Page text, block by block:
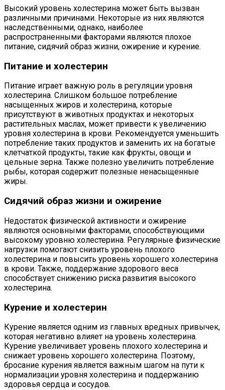
Высокий уровень холестерина может быть вызван
различными причинами. Некоторые из них являются
наследственными, однако, наиболее
распространенными факторами являются плохое
питание, сидячий образ жизни, ожирение и курение.
Питание и холестерин
Питание играет важную роль в регуляции уровня
холестерина. Слишком большое потребление
насыщенных жиров и холестерина, которые
присутствуют в животных продуктах и некоторых
растительных маслах, может привести к увеличению
уровня холестерина в крови. Рекомендуется уменьшить
потребление таких продуктов и заменить их на богатые
клетчаткой продукты, такие как фрукты, овощи и
цельные зерна. Также полезно увеличить потребление
рыбы, которая содержит полезные ненасыщенные
жиры.
Сидячий образ жизни и ожирение
Недостаток физической активности и ожирение
являются основными факторами, способствующими
высокому уровню холестерина. Регулярные физические
нагрузки помогают снизить уровень плохого
холестерина и повысить уровень хорошего холестерина
в крови. Также, поддержание здорового веса
способствует снижению риска развития высокого
холестерина.
Курение и холестерин
Курение является одним из главных вредных привычек,
которая негативно влияет на уровень холестерина.
Курение увеличивает уровень плохого холестерина и
снижает уровень хорошего холестерина. Поэтому,
бросание курения является важным шагом на пути к
нормализации уровня холестерина и поддержанию
здоровья сердца и сосудов.